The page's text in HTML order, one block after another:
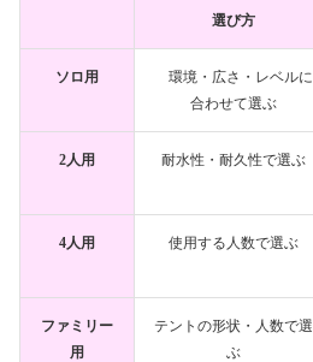
選び方
ソロ用
環境・広さ・レベルに
合わせて選ぶ
2人用 耐水性・耐久性で選ぶ
4人用 使用する人数で選ぶ
ファミリー
用
テントの形状・人数で選
ぶ